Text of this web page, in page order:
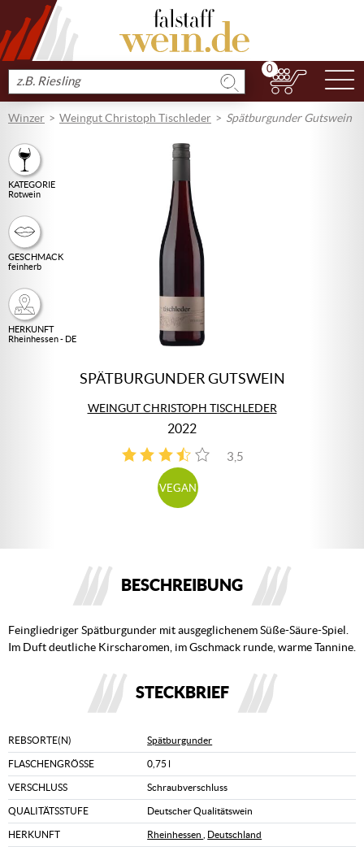
Produkt
suchen
0
Winzer Weingut Christoph Tischleder Spätburgunder Gutswein
KATEGORIE
Rotwein
GESCHMACK
feinherb
HERKUNFT
Rheinhessen - DE
SPÄTBURGUNDER GUTSWEIN
WEINGUT CHRISTOPH TISCHLEDER
2022
3,5
2
VEGAN
BESCHREIBUNG
Feingliedriger Spätburgunder mit ausgeglichenem Süße-Säure-Spiel.
Im Duft deutliche Kirscharomen, im Gschmack runde, warme Tannine.
STECKBRIEF
REBSORTE(N) Spätburgunder
FLASCHENGRÖSSE 0,75 l
VERSCHLUSS Schraubverschluss
QUALITÄTSSTUFE Deutscher Qualitätswein
HERKUNFT Rheinhessen Deutschland